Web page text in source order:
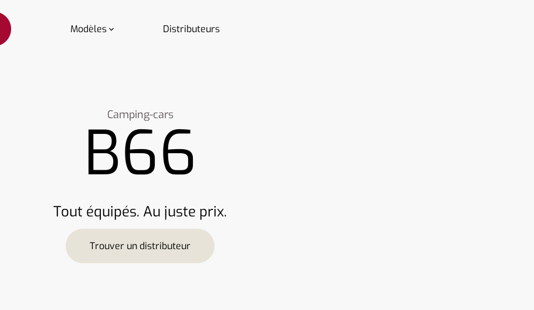
Modèles Distributeurs
Camping-cars
B66
Tout équipés. Au juste prix.
Trouver un distributeur